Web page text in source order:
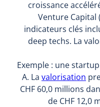
croissance
Venture Capital
indicateurs clés
deep techs. La
Exemple : une
A. La valorisation
CHF 60,0 millions
de CHF 12,0